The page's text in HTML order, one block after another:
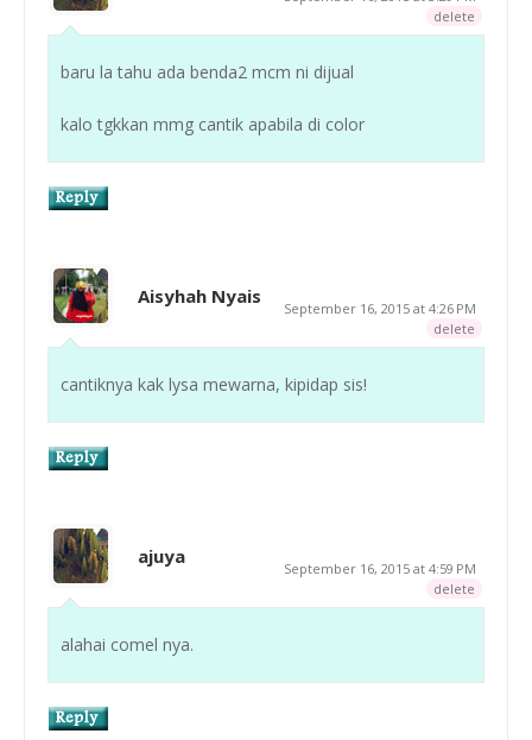
delete
baru la tahu ada benda2 mcm ni dijual
kalo tgkkan mmg cantik apabila di color
Aisyhah Nyais
September 16, 2015 at 4:26 PM
delete
cantiknya kak lysa mewarna, kipidap sis!
ajuya
September 16, 2015 at 4:59 PM
delete
alahai comel nya.